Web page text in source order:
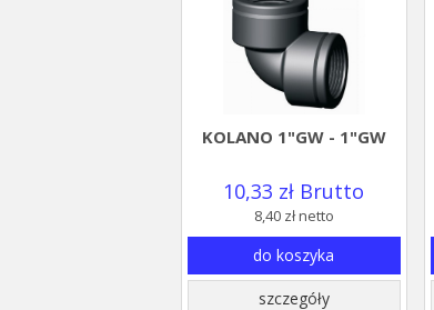
KOLANO 1"GW - 1"GW
10,33 zł Brutto
8,40 zł netto
do koszyka
szczegóły